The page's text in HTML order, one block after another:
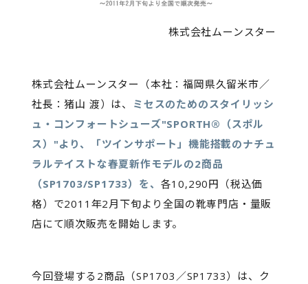
株式会社ムーンスター
株式会社ムーンスター（本社：福岡県久留米市／
社長：猪山 渡）は、
ミセスのためのスタイリッシ
ュ・コンフォートシューズ"SPORTH®（スポル
ス）"より、「ツインサポート」機能搭載のナチュ
ラルテイストな春夏新作モデルの2商品
（SP1703/SP1733）を、 各10,290円（税込価
格）で2011年2月下旬より全国の靴専門店・量販
店にて順次販売を開始します。
今回登場する2商品（SP1703／SP1733）は、ク